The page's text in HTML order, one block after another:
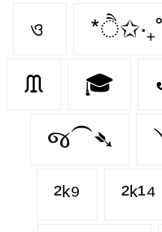
ও
ᙢ 🎓
જ⁀➴
²ᵏ⁹ ²ᵏ¹⁴